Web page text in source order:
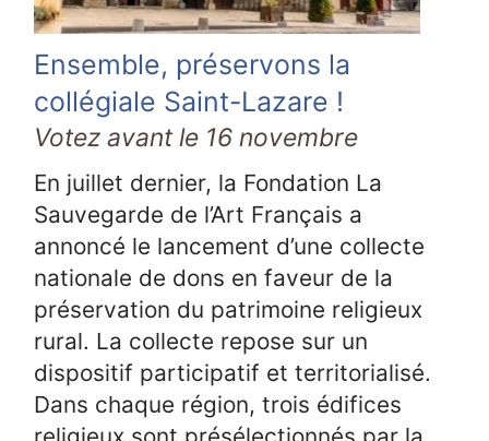
Ensemble, préservons la
collégiale Saint-Lazare !
Votez avant le 16 novembre
En juillet dernier, la Fondation La
Sauvegarde de l’Art Français a
annoncé le lancement d’une collecte
nationale de dons en faveur de la
préservation du patrimoine religieux
rural. La collecte repose sur un
dispositif participatif et territorialisé.
Dans chaque région, trois édifices